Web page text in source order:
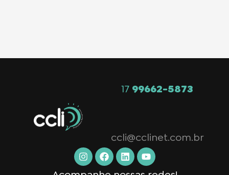
17 99662-5873
ccli@cclinet.com.br